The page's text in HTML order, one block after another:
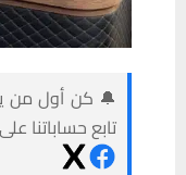
🔔 كن أول من
تابع حساباتنا